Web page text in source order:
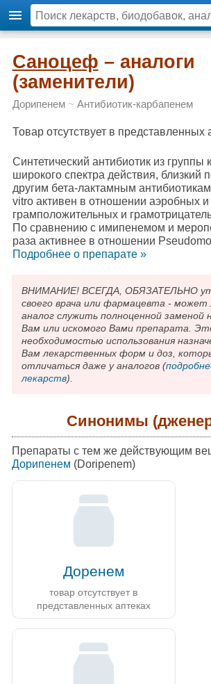
Саноцеф – аналоги
(заменители)
Дорипенем~ Антибиотик-карбапенем
Товар отсутствует в представленных
Синтетический антибиотик из группы
широкого спектра действия, близкий
другим бета-лактамным
vitro активен в отношении аэробных
грамположительных и
По сравнению с имипенемом и
раза активнее в отношении
Подробнee о препарате »
ВНИМАНИЕ! ВСЕГДА, ОБЯЗАТЕЛЬНО
своего врача или фармацевта - может
аналог служить полноценной заменой
Вам или искомого Вами препарата.
необходимостью использования
Вам лекарственных форм и доз,
отличаться даже у аналогов (
лекарств).
Синонимы
Препараты с тем же действующим
Дорипенем (Doripenem)
Доренем
товар отсутствует в
представленных аптеках